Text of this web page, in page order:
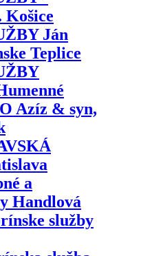
Košice
Ján
Teplice
Azíz & syn,
a
Handlová
služby